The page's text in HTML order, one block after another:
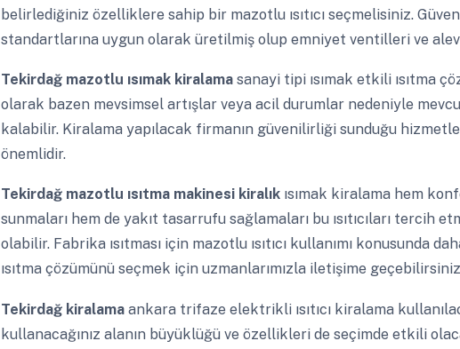
belirlediğiniz özelliklere sahip bir mazotlu ısıtıcı seçmelisiniz.
standartlarına uygun olarak üretilmiş olup emniyet ventilleri ve alev
Tekirdağ mazotlu ısımak kiralama sanayi tipi ısımak etkili ısıtma
olarak bazen mevsimsel artışlar veya acil durumlar nedeniyle
kalabilir. Kiralama yapılacak firmanın güvenilirliği sunduğu
önemlidir.
Tekirdağ mazotlu ısıtma makinesi kiralık ısımak kiralama hem
sunmaları hem de yakıt tasarrufu sağlamaları bu ısıtıcıları tercih
olabilir. Fabrika ısıtması için mazotlu ısıtıcı kullanımı konusunda
ısıtma çözümünü seçmek için uzmanlarımızla iletişime
Tekirdağ kiralama ankara trifaze elektrikli ısıtıcı kiralama
kullanacağınız alanın büyüklüğü ve özellikleri de seçimde etkili